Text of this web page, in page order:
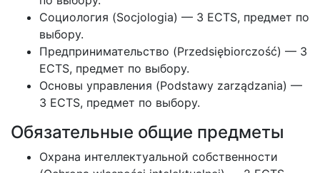
Социология (Socjologia) — 3 ECTS, предмет по
выбору.
Предпринимательство (Przedsiębiorczość) — 3
ECTS, предмет по выбору.
Основы управления (Podstawy zarządzania) —
3 ECTS, предмет по выбору.
Обязательные общие предметы
Охрана интеллектуальной собственности